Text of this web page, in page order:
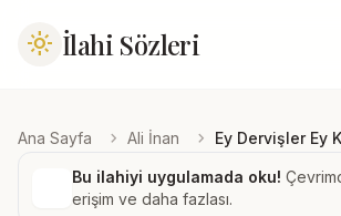
light_mode İlahi Sözleri
Ana Sayfa chevron_right Ali İnan chevron_right Ey Dervişler Ey
Bu ilahiyi uygulamada oku!
erişim ve daha fazlası.